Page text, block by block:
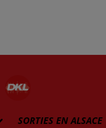
SORTIES EN ALSACE